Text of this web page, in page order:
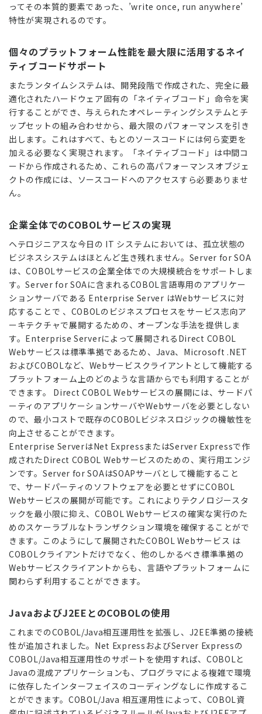
ってその本質的要素であった、’write once, run anywhere’
特性が実現されるのです。
個々のプラットフォーム性能を最大限に活用するネイ
ティブコードサポート
またランタイムシステムは、開発段階で作成された、完全に最
適化されたハードウェア固有の「ネイティブコード」命令を実
行することができ、与えられたオペレーティングシステムとチ
ップセットの組み合わせから、最大限のパフォーマンスを引き
出します。これはすべて、もとのソースコードには何ら変更を
加える必要なく実現されます。「ネイティブコード」は中間コ
ードから作成されるため、これらの高パフォーマンスオブジェ
クトの作成には、ソースコードへのアクセスすら必要ありませ
ん。
企業全体でのCOBOLサービスの実現
ヘテロジニアスな今日の IT システムにおいては、孤立状態の
ビジネスシステムはほとんど生き残れません。Server for SOA
は、COBOLサービスの企業全体での大規模統合をサポートしま
す。Server for SOAに含まれるCOBOL言語専用のアプリケー
ションサーバである Enterprise Server はWebサービスに対
応することで 、COBOLのビジネスプロセスをサービス志向ア
ーキテクチャで展開するための、オープンな手法を提供しま
す。Enterprise Serverによって展開されるDirect COBOL
Webサービスは標準準拠であるため、Java、Microsoft .NET
およびCOBOLなど、Webサービスクライアントとして機能する
プラットフォーム上のどのような言語からでも利用することが
できます。 Direct COBOL Webサービスの展開には、サードパ
ーティのアプリケーションサーバやWebサーバを必要としない
ので、最小コストで既存のCOBOLビジネスロジックの機敏性を
向上させることができます。
Enterprise ServerはNet ExpressまたはServer Expressで作
成されたDirect COBOL Webサービスのための、実行用エンジ
ンです。Server for SOAはSOAPサーバとして機能すること
で、サードパーティのソフトウェアを必要とせずにCOBOL
Webサービスの展開が可能です。これによりテクノロジースタ
ックを最小限に抑え、COBOL Webサービスの確実な実行のた
めのスケーラブルなトランザクション環境を確保することがで
きます。このようにして展開されたCOBOL Webサービス は
COBOLクライアントだけでなく、他のしかるべき標準準拠の
Webサービスクライアントからも、言語やプラットフォームに
関わらず利用することができます。
JavaおよびJ2EEとのCOBOLの使用
これまでのCOBOL/Java相互運用性を拡張し、J2EE準拠の接続
性が追加されました。Net ExpressおよびServer Expressの
COBOL/Java相互運用性のサポートを使用すれば、COBOLと
Javaの混成アプリケーションも、プログラマによる複雑で環境
に依存したインターフェイスのコーディングなしに作成するこ
とができます。COBOL/Java 相互運用性によって、COBOL資